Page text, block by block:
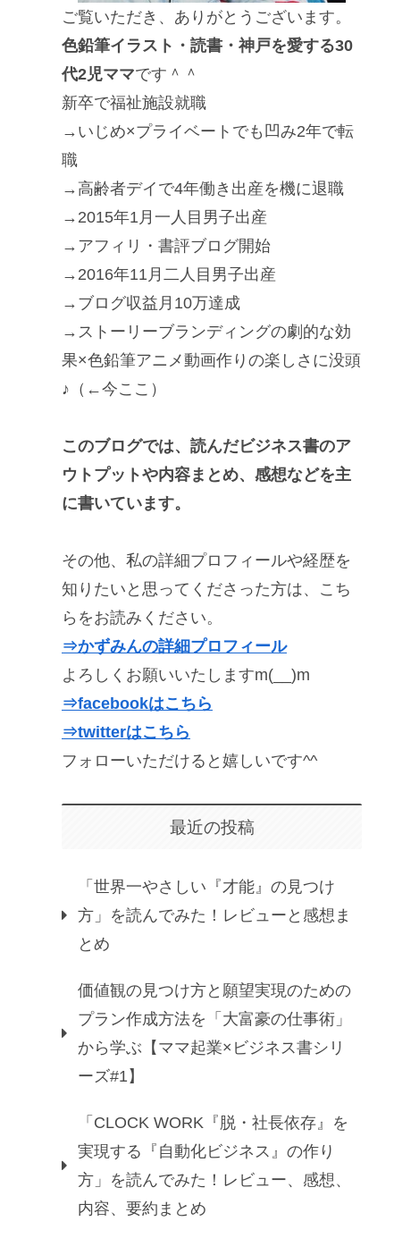
ご覧いただき、ありがとうございます。
色鉛筆イラスト・読書・神戸を愛する30
代2児ママです＾＾
新卒で福祉施設就職
→いじめ×プライベートでも凹み2年で転
職
→高齢者デイで4年働き出産を機に退職
→2015年1月一人目男子出産
→アフィリ・書評ブログ開始
→2016年11月二人目男子出産
→ブログ収益月10万達成
→ストーリーブランディングの劇的な効
果×色鉛筆アニメ動画作りの楽しさに没頭
♪（←今ここ）
このブログでは、読んだビジネス書のア
ウトプットや内容まとめ、感想などを主
に書いています。
その他、私の詳細プロフィールや経歴を
知りたいと思ってくださった方は、こち
らをお読みください。
⇒かずみんの詳細プロフィール
よろしくお願いいたしますm(__)m
⇒facebookはこちら
⇒twitterはこちら
フォローいただけると嬉しいです^^
最近の投稿
「世界一やさしい『才能』の見つけ
方」を読んでみた！レビューと感想ま
とめ
価値観の見つけ方と願望実現のための
プラン作成方法を「大富豪の仕事術」
から学ぶ【ママ起業×ビジネス書シリ
ーズ#1】
「CLOCK WORK『脱・社長依存』を
実現する『自動化ビジネス』の作り
方」を読んでみた！レビュー、感想、
内容、要約まとめ